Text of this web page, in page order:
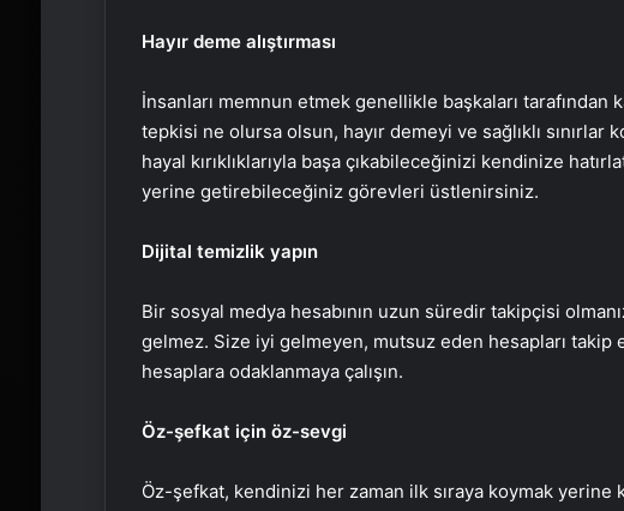
Hayır deme alıştırması
İnsanları memnun etmek genellikle başkaları
tepkisi ne olursa olsun, hayır demeyi ve sağlıklı sınırlar
hayal kırıklıklarıyla başa çıkabileceğinizi kendinize
yerine getirebileceğiniz görevleri üstlenirsiniz.
Dijital temizlik yapın
Bir sosyal medya hesabının uzun süredir takipçisi
gelmez. Size iyi gelmeyen, mutsuz eden hesapları
hesaplara odaklanmaya çalışın.
Öz-şefkat için öz-sevgi
Öz-şefkat, kendinizi her zaman ilk sıraya koymak yerine